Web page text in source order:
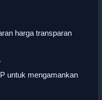
harga transparan
untuk mengamankan